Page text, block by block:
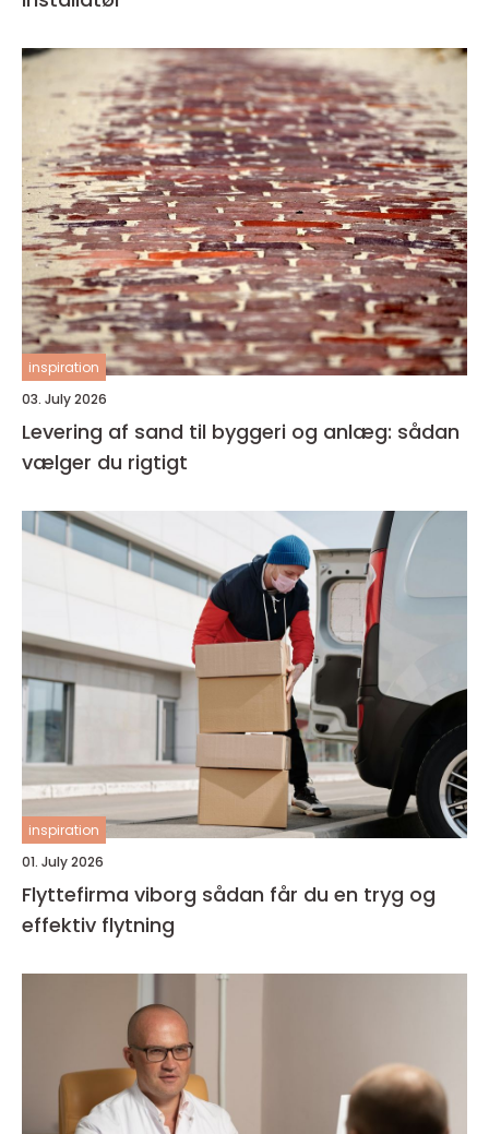
inspiration
03. July 2026
Levering af sand til byggeri og anlæg: sådan
vælger du rigtigt
inspiration
01. July 2026
Flyttefirma viborg sådan får du en tryg og
effektiv flytning